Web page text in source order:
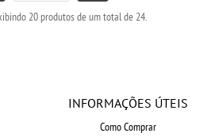
20 produtos de um total de 24.
INFORMAÇÕES ÚTEIS
Como Comprar